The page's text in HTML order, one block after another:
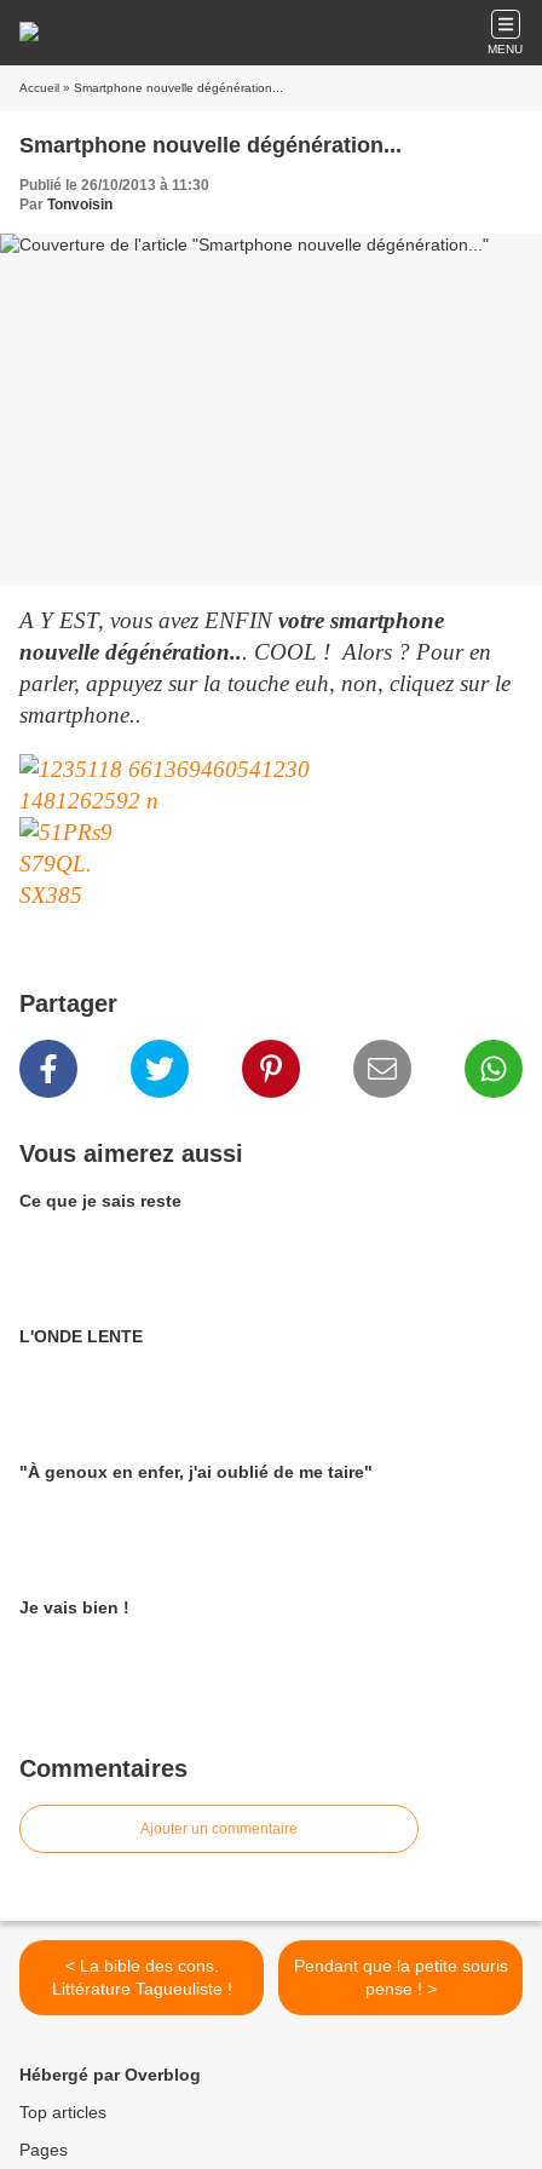
MENU
Accueil » Smartphone nouvelle dégénération...
Smartphone nouvelle dégénération...
Publié le 26/10/2013 à 11:30
Par Tonvoisin
A Y EST, vous avez ENFINvotre smartphone
nouvelle dégénération... COOL ! Alors ? Pour en
parler, appuyez sur la touche euh, non, cliquez sur le
smartphone..
Partager
Vous aimerez aussi
Ce que je sais reste
L'ONDE LENTE
"À genoux en enfer, j'ai oublié de me taire"
Je vais bien !
Commentaires
Ajouter un commentaire
< La bible des cons.
Littérature Tagueuliste !
Pendant que la petite souris
pense ! >
Hébergé par Overblog
Top articles
Pages